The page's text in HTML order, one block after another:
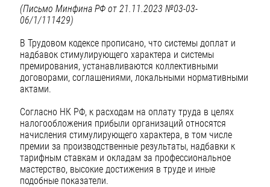
(Письмо Минфина РФ от 21.11.2023 №03-03-
06/1/111429)
В Трудовом кодексе прописано, что системы доплат и
надбавок стимулирующего характера и системы
премирования, устанавливаются коллективными
договорами, соглашениями, локальными нормативными
актами.
Согласно НК РФ, к расходам на оплату труда в целях
налогообложения прибыли организаций относятся
начисления стимулирующего характера, в том числе
премии за производственные результаты, надбавки к
тарифным ставкам и окладам за профессиональное
мастерство, высокие достижения в труде и иные
подобные показатели.